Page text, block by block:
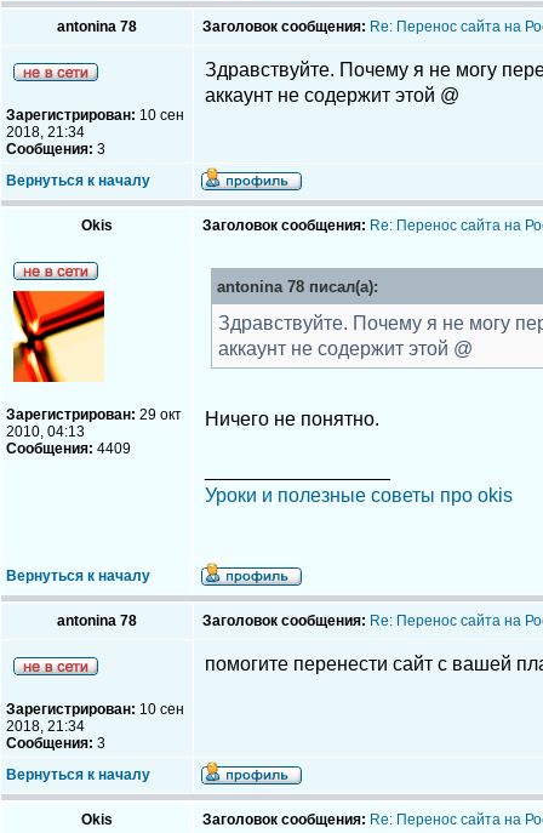
antonina 78 Заголовок сообщения: Re: Перенос сайта на
Зарегистрирован: 10 сен
2018, 21:34
Сообщения: 3
Здравствуйте. Почему я не могу
аккаунт не содержит этой @
Вернуться к началу
Okis Заголовок сообщения: Re: Перенос сайта на
Зарегистрирован: 29 окт
2010, 04:13
Сообщения: 4409
antonina 78 писал(а):
Здравствуйте. Почему я не могу
аккаунт не содержит этой @
Ничего не понятно.
Уроки и полезные советы про okis
Вернуться к началу
antonina 78 Заголовок сообщения: Re: Перенос сайта на
Зарегистрирован: 10 сен
2018, 21:34
Сообщения: 3
помогите перенести сайт с вашей
Вернуться к началу
Okis Заголовок сообщения: Re: Перенос сайта на